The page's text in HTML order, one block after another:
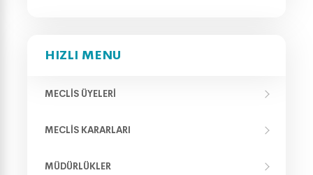
HIZLI MENU
MECLIS ÜYELERI
MECLIS KARARLARI
MÜDÜRLÜKLER